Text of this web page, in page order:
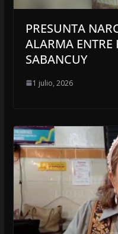
PRESUNTA
ALARMA ENTRE
SABANCUY
1 julio, 2026